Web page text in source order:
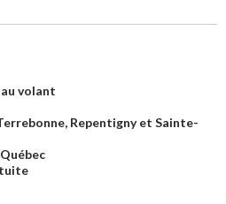
volant
Repentigny et Sainte-